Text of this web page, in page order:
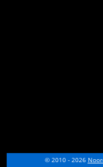
© 2010 - 2026